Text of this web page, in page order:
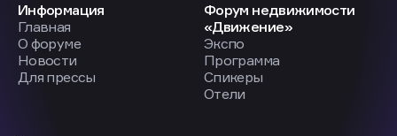
Информация
Главная
О форуме
Новости
Для прессы
Форум недвижимости
«Движение»
Экспо
Программа
Спикеры
Отели